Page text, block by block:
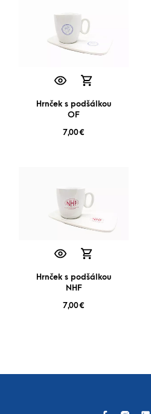
Hrnček s podšálkou
OF
7,00€
Hrnček s podšálkou
NHF
7,00€